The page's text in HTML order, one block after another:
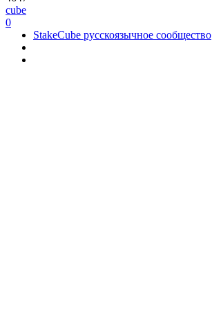
cube
0
StakeCube русскоязычное сообщество